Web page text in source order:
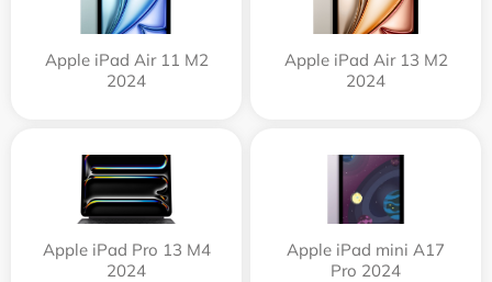
Apple iPad Air 11 M2
2024
Apple iPad Air 13 M2
2024
Apple iPad Pro 13 M4
2024
Apple iPad mini A17
Pro 2024